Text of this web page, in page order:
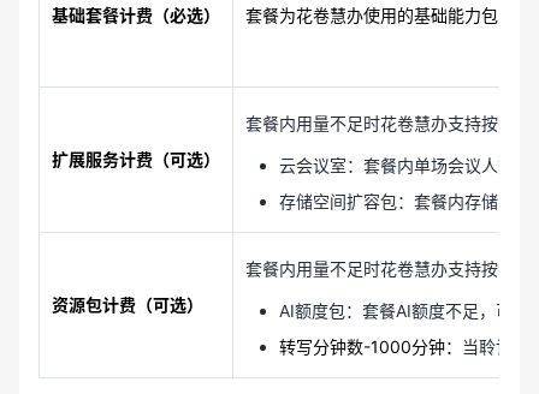
基础套餐计费（必选） 套餐为花卷慧办使用的基础能力包，按
扩展服务计费（可选）
套餐内用量不足时花卷慧办支持按需订
云会议室：套餐内单场会议人数
存储空间扩容包：套餐内存储空
资源包计费（可选）
套餐内用量不足时花卷慧办支持按需订
AI额度包：套餐AI额度不足，可订
转写分钟数-1000分钟：
当聆记转